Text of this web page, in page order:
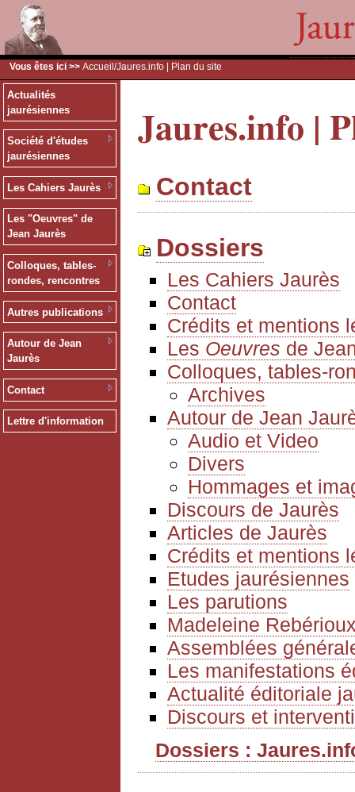
Vous êtes ici >> Accueil /Jaures.info | Plan du site
Actualités
jaurésiennes
Société d'études
jaurésiennes
Les Cahiers Jaurès
Les "Oeuvres" de
Jean Jaurès
Colloques, tables-
rondes, rencontres
Autres publications
Autour de Jean
Jaurès
Contact
Lettre d'information
Jaures.info |
Contact
Dossiers
Les Cahiers Jaurès
Contact
Crédits et mentions
Les Oeuvres de
Colloques, tables-
Archives
Autour de Jean
Audio et Video
Divers
Hommages et
Discours de Jaurès
Articles de Jaurès
Crédits et mentions
Etudes jaurésiennes
Les parutions
Madeleine
Assemblées
Les manifestations
Actualité éditoriale
Discours et
Dossiers :